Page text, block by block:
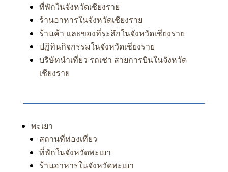
ที่พักในจังหวัดเชียงราย
ร้านอาหารในจังหวัดเชียงราย
ร้านค้า และของที่ระลึกในจังหวัดเชียงราย
ปฎิทินกิจกรรมในจังหวัดเชียงราย
บริษัทนำเที่ยว รถเช่า สายการบินในจังหวัด
เชียงราย
พะเยา
สถานที่ท่องเที่ยว
ที่พักในจังหวัดพะเยา
ร้านอาหารในจังหวัดพะเยา